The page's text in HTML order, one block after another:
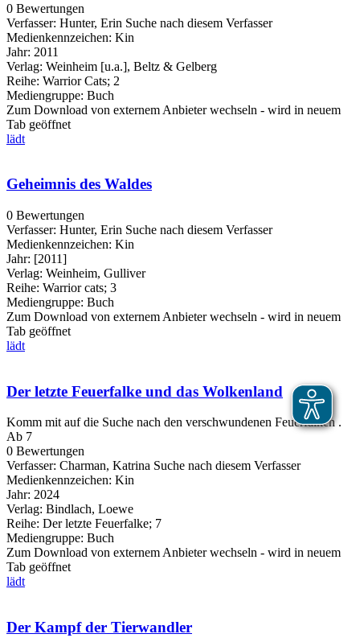
0 Bewertungen
Verfasser: Hunter, Erin Suche nach diesem Verfasser
Medienkennzeichen: Kin
Jahr: 2011
Verlag: Weinheim [u.a.], Beltz & Gelberg
Reihe: Warrior Cats; 2
Mediengruppe: Buch
Zum Download von externem Anbieter wechseln - wird in neuem
Tab geöffnet
lädt
Geheimnis des Waldes
0 Bewertungen
Verfasser: Hunter, Erin Suche nach diesem Verfasser
Medienkennzeichen: Kin
Jahr: [2011]
Verlag: Weinheim, Gulliver
Reihe: Warrior cats; 3
Mediengruppe: Buch
Zum Download von externem Anbieter wechseln - wird in neuem
Tab geöffnet
lädt
Der letzte Feuerfalke und das Wolkenland
Komm mit auf die Suche nach den verschwundenen Feuerfalken .
Ab 7
0 Bewertungen
Verfasser: Charman, Katrina Suche nach diesem Verfasser
Medienkennzeichen: Kin
Jahr: 2024
Verlag: Bindlach, Loewe
Reihe: Der letzte Feuerfalke; 7
Mediengruppe: Buch
Zum Download von externem Anbieter wechseln - wird in neuem
Tab geöffnet
lädt
Der Kampf der Tierwandler